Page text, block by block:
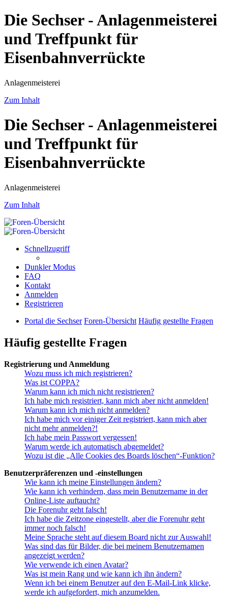
Die Sechser - Anlagenmeisterei
und Treffpunkt für
Eisenbahnverrückte
Anlagenmeisterei
Zum Inhalt
Die Sechser - Anlagenmeisterei
und Treffpunkt für
Eisenbahnverrückte
Anlagenmeisterei
Zum Inhalt
Schnellzugriff
Dunkler Modus
FAQ
Kontakt
Anmelden
Registrieren
Portal die Sechser Foren-Übersicht Häufig gestellte Fragen
Häufig gestellte Fragen
Registrierung und Anmeldung
Wozu muss ich mich registrieren?
Was ist COPPA?
Warum kann ich mich nicht registrieren?
Ich habe mich registriert, kann mich aber nicht anmelden!
Warum kann ich mich nicht anmelden?
Ich habe mich vor einiger Zeit registriert, kann mich aber
nicht mehr anmelden?!
Ich habe mein Passwort vergessen!
Warum werde ich automatisch abgemeldet?
Wozu ist die „Alle Cookies des Boards löschen“-Funktion?
Benutzerpräferenzen und -einstellungen
Wie kann ich meine Einstellungen ändern?
Wie kann ich verhindern, dass mein Benutzername in der
Online-Liste auftaucht?
Die Forenuhr geht falsch!
Ich habe die Zeitzone eingestellt, aber die Forenuhr geht
immer noch falsch!
Meine Sprache steht auf diesem Board nicht zur Auswahl!
Was sind das für Bilder, die bei meinem Benutzernamen
angezeigt werden?
Wie verwende ich einen Avatar?
Was ist mein Rang und wie kann ich ihn ändern?
Wenn ich bei einem Benutzer auf den E-Mail-Link klicke,
werde ich aufgefordert, mich anzumelden.